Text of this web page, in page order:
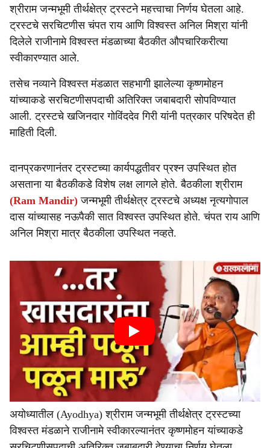
e
श्रीराम जन्मभूमी तीर्थक्षेत्र ट्रस्टने महत्त्वाचा निर्णय घेतला आहे.
ट्रस्टचे सरचिटणीस चंपत राय आणि विश्वस्त अनिल मिश्रा यांनी
दिलेले राजीनामे विश्वस्त मंडळाच्या बैठकीत औपचारिकरीत्या
स्वीकारण्यात आले.
तसेच नव्याने विश्वस्त मंडळात सहभागी झालेल्या कृष्णमोहन
यांच्याकडे सरचिटणीसपदाची अतिरिक्त जबाबदारी सोपविण्यात
आली. ट्रस्टचे खजिनदार गोविंददेव गिरी यांनी पत्रकार परिषदेत ही
माहिती दिली.
दानप्रकरणानंतर ट्रस्टच्या कार्यपद्धतीवर प्रश्न उपस्थित होत
असताना या बैठकीकडे विशेष लक्ष लागले होते. बैठकीला श्रीराम
(Ram Mandir) जन्मभूमी तीर्थक्षेत्र ट्रस्टचे अध्यक्ष नृत्यगोपाल
दास यांच्यासह नऊपैकी सात विश्वस्त उपस्थित होते. चंपत राय आणि
अनिल मिश्रा मात्र बैठकीला उपस्थित नव्हते.
अयोध्यातील (Ayodhya) श्रीराम जन्मभूमी तीर्थक्षेत्र ट्रस्टच्या
विश्वस्त मंडळाने राजीनामे स्वीकारल्यानंतर कृष्णमोहन यांच्याकडे